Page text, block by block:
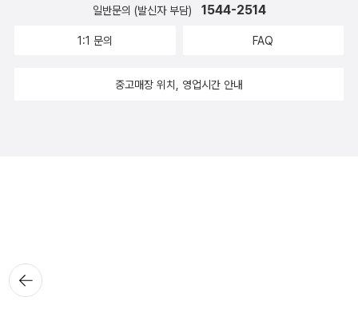
뒤로가
기
일반문의 (발신자 부담) 1544-2514
1:1 문의 FAQ
중고매장 위치, 영업시간 안내